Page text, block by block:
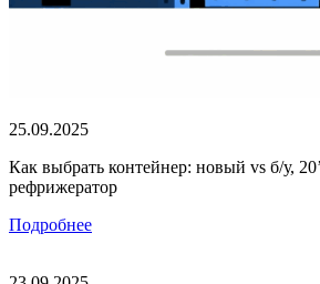
25.09.2025
Как выбрать контейнер: новый vs б/у,
рефрижератор
Подробнее